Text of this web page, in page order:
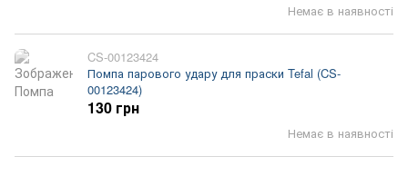
Немає в наявності
CS-00123424
Помпа парового удару для праски Tefal (CS-
00123424)
Немає в наявності
130 грн